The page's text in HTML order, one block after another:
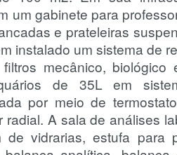
um gabinete para
e prateleiras
instalado um sistema de
mecânico, biológico
de 35L em
por meio de
radial. A sala de análises
vidrarias, estufa para